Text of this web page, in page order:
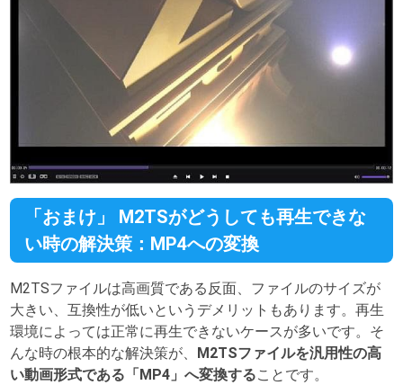
「おまけ」 M2TSがどうしても再生できな
い時の解決策：MP4への変換
M2TSファイルは高画質である反面、ファイルのサイズが
大きい、互換性が低いというデメリットもあります。再生
環境によっては正常に再生できないケースが多いです。そ
んな時の根本的な解決策が、 M2TSファイルを汎用性の高
い動画形式である「MP4」へ変換することです。